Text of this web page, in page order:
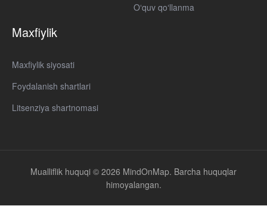
Oʻquv qoʻllanma
Maxfiylik
Maxfiylik siyosati
Foydalanish shartlari
Litsenziya shartnomasi
Mualliflik huquqi © 2026 MindOnMap. Barcha huquqlar
himoyalangan.